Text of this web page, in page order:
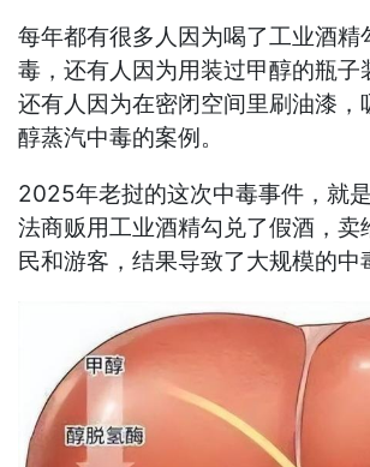
每年都有很多人因为喝了工业酒精
毒，还有人因为用装过甲醇的瓶子
还有人因为在密闭空间里刷油漆，
醇蒸汽中毒的案例。
2025年老挝的这次中毒事件，就
法商贩用工业酒精勾兑了假酒，卖
民和游客，结果导致了大规模的中